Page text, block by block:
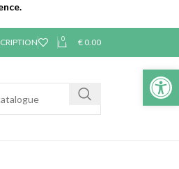
Ouvrir
0 € 0.00